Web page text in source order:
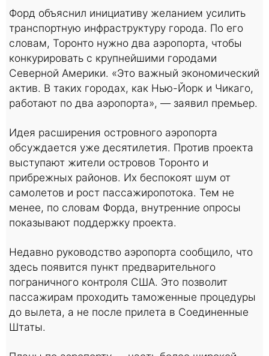
Форд объяснил инициативу желанием усилить
транспортную инфраструктуру города. По его
словам, Торонто нужно два аэропорта, чтобы
конкурировать с крупнейшими городами
Северной Америки. «Это важный экономический
актив. В таких городах, как Нью-Йорк и Чикаго,
работают по два аэропорта», — заявил премьер.
Идея расширения островного аэропорта
обсуждается уже десятилетия. Против проекта
выступают жители островов Торонто и
прибрежных районов. Их беспокоят шум от
самолетов и рост пассажиропотока. Тем не
менее, по словам Форда, внутренние опросы
показывают поддержку проекта.
Недавно руководство аэропорта сообщило, что
здесь появится пункт предварительного
пограничного контроля США. Это позволит
пассажирам проходить таможенные процедуры
до вылета, а не после прилета в Соединенные
Штаты.